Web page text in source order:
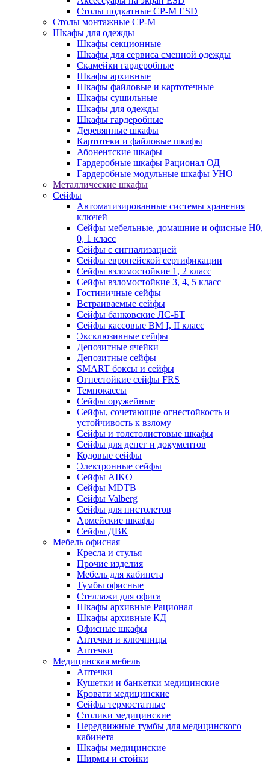
Столы подкатные СР-М ESD
Столы монтажные СР-М
Шкафы для одежды
Шкафы секционные
Шкафы для сервиса сменной одежды
Скамейки гардеробные
Шкафы архивные
Шкафы файловые и картотечные
Шкафы сушильные
Шкафы для одежды
Шкафы гардеробные
Деревянные шкафы
Картотеки и файловые шкафы
Абонентские шкафы
Гардеробные шкафы Рационал ОД
Гардеробные модульные шкафы УНО
Металлические шкафы
Сейфы
Автоматизированные системы хранения
ключей
Сейфы мебельные, домашние и офисные Н0,
0, 1 класс
Сейфы с сигнализацией
Сейфы европейской сертификации
Сейфы взломостойкие 1, 2 класс
Сейфы взломостойкие 3, 4, 5 класс
Гостиничные сейфы
Встраиваемые сейфы
Сейфы банковские ЛС-БТ
Сейфы кассовые ВМ I, II класс
Эксклюзивные сейфы
Депозитные ячейки
Депозитные сейфы
SMART боксы и сейфы
Огнестойкие сейфы FRS
Темпокассы
Сейфы оружейные
Сейфы, сочетающие огнестойкость и
устойчивость к взлому
Сейфы и толстолистовые шкафы
Сейфы для денег и документов
Кодовые сейфы
Электронные сейфы
Сейфы AIKO
Сейфы MDTB
Сейфы Valberg
Сейфы для пистолетов
Армейские шкафы
Сейфы ДВК
Мебель офисная
Кресла и стулья
Прочие изделия
Мебель для кабинета
Тумбы офисные
Стеллажи для офиса
Шкафы архивные Рационал
Шкафы архивные КД
Офисные шкафы
Аптечки и ключницы
Аптечки
Медицинская мебель
Аптечки
Кушетки и банкетки медицинские
Кровати медицинские
Сейфы термостатные
Столики медицинские
Передвижные тумбы для медицинского
кабинета
Шкафы медицинские
Ширмы и стойки